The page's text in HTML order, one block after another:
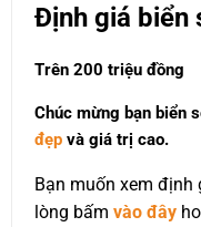
Định giá biển
Trên 200 triệu đồng
Chúc mừng bạn biển
đẹp và giá trị cao.
Bạn muốn xem định
lòng bấm vào đây